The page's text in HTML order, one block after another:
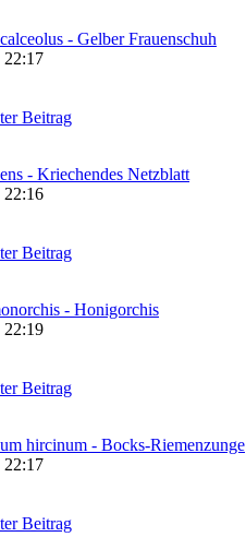
- Gelber Frauenschuh
22:17
Beitrag
- Kriechendes Netzblatt
22:16
Beitrag
- Honigorchis
22:19
Beitrag
hircinum - Bocks-Riemenzunge
Beitrag